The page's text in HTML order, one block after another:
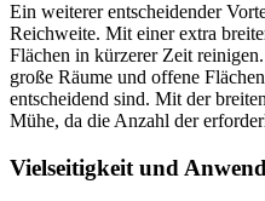
Ein weiterer entscheidender
Reichweite. Mit einer extra
Flächen in kürzerer Zeit
große Räume und offene
entscheidend sind. Mit der
Mühe, da die Anzahl der
Vielseitigkeit und